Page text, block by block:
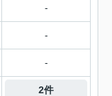
-
-
-
2件